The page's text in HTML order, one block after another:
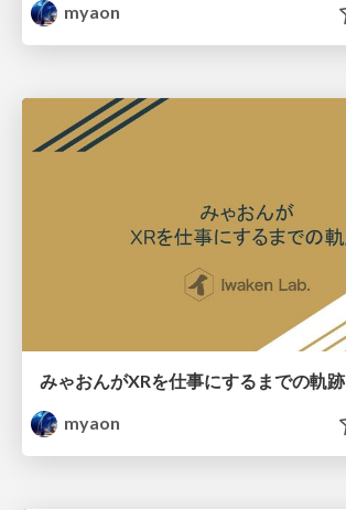
myaon
みゃおんがXRを仕事にするまでの軌跡
myaon